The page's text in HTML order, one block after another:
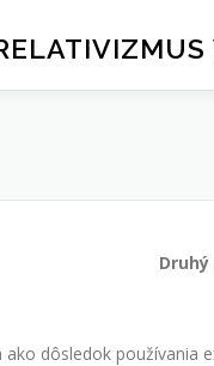
ako dôsledok používania